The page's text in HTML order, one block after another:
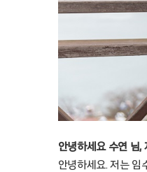
안녕하세요 수연 님,
안녕하세요. 저는 임